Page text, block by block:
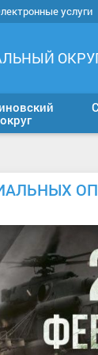
услуги
округ